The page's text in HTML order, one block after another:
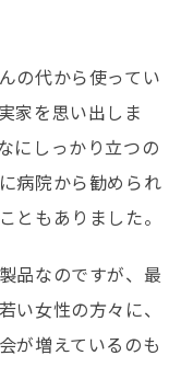
の代から使ってい
家を思い出しま
にしっかり立つの
病院から勧められ
ともありました。
品なのですが、最
い女性の方々に、
が増えているのも